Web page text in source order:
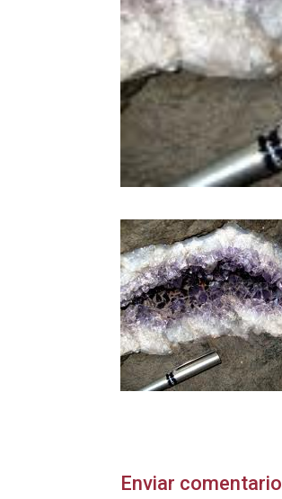
Enviar comentario